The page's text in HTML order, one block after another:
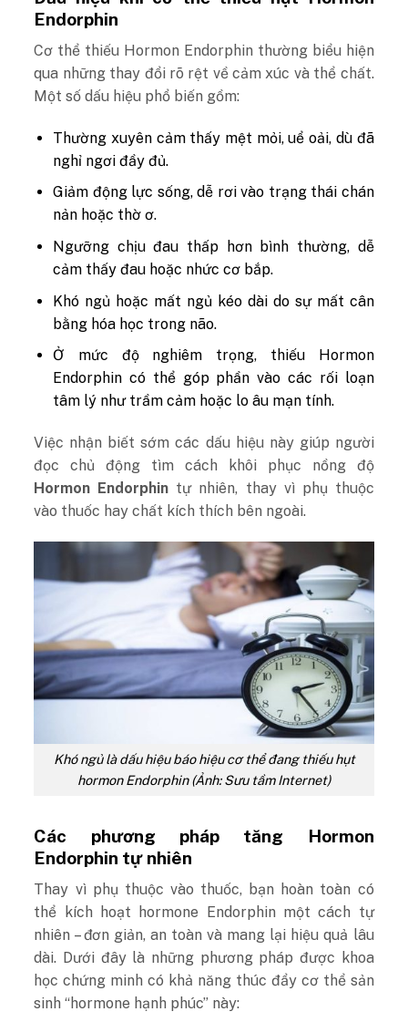
Endorphin
Cơ thể thiếu Hormon Endorphin thường biểu hiện
qua những thay đổi rõ rệt về cảm xúc và thể chất.
Một số dấu hiệu phổ biến gồm:
Thường xuyên cảm thấy mệt mỏi, uể oải, dù đã
nghỉ ngơi đầy đủ.
Giảm động lực sống, dễ rơi vào trạng thái chán
nản hoặc thờ ơ.
Ngưỡng chịu đau thấp hơn bình thường, dễ
cảm thấy đau hoặc nhức cơ bắp.
Khó ngủ hoặc mất ngủ kéo dài do sự mất cân
bằng hóa học trong não.
Ở mức độ nghiêm trọng, thiếu Hormon
Endorphin có thể góp phần vào các rối loạn
tâm lý như trầm cảm hoặc lo âu mạn tính.
Việc nhận biết sớm các dấu hiệu này giúp người
đọc chủ động tìm cách khôi phục nồng độ
Hormon Endorphin tự nhiên, thay vì phụ thuộc
vào thuốc hay chất kích thích bên ngoài.
Khó ngủ là dấu hiệu báo hiệu cơ thể đang thiếu hụt
hormon Endorphin (Ảnh: Sưu tầm Internet)
Các phương pháp tăng Hormon
Endorphin tự nhiên
Thay vì phụ thuộc vào thuốc, bạn hoàn toàn có
thể kích hoạt hormone Endorphin một cách tự
nhiên – đơn giản, an toàn và mang lại hiệu quả lâu
dài. Dưới đây là những phương pháp được khoa
học chứng minh có khả năng thúc đẩy cơ thể sản
sinh “hormone hạnh phúc” này: